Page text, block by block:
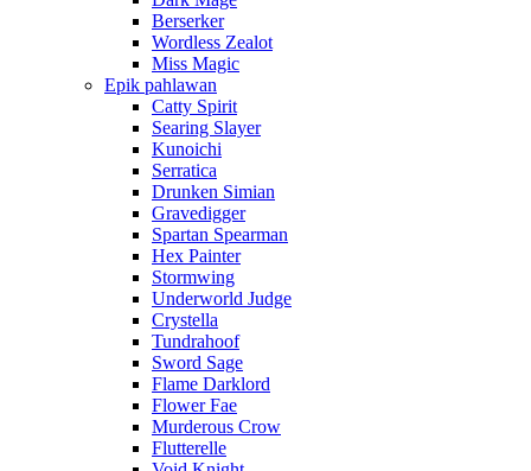
Berserker
Wordless Zealot
Miss Magic
Epik pahlawan
Catty Spirit
Searing Slayer
Kunoichi
Serratica
Drunken Simian
Gravedigger
Spartan Spearman
Hex Painter
Stormwing
Underworld Judge
Crystella
Tundrahoof
Sword Sage
Flame Darklord
Flower Fae
Murderous Crow
Flutterelle